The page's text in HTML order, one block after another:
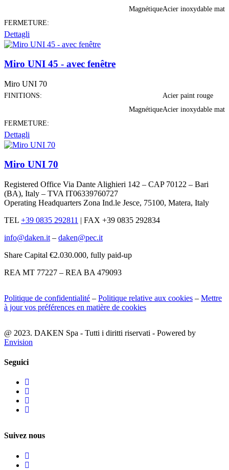
Acier inoxydable mat
FERMETURE:
Magnétique
Dettagli
Miro UNI 45 - avec fenêtre
Miro UNI 70
FINITIONS:
Acier paint rouge
Acier inoxydable mat
FERMETURE:
Magnétique
Dettagli
Miro UNI 70
Registered Office Via Dante Alighieri 142 – CAP 70122 – Bari
(BA), Italy – TVA IT06339760727
Operating Headquarters Zona Ind.le Jesce, 75100, Matera, Italy
TEL +39 0835 292811 | FAX +39 0835 292834
info@daken.it – daken@pec.it
Share Capital €2.030.000, fully paid-up
REA MT 77227 – REA BA 479093
Politique de confidentialité – Politique relative aux cookies – Mettre
à jour vos préférences en matière de cookies
@ 2023. DAKEN Spa - Tutti i diritti riservati - Powered by
Envision
Seguici
Suivez nous